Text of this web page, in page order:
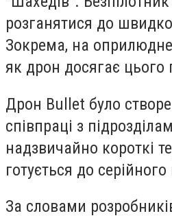
розганятися до
Зокрема, на
як дрон досягає цього
Дрон Bullet було
співпраці з
надзвичайно короткі
готується до
За словами